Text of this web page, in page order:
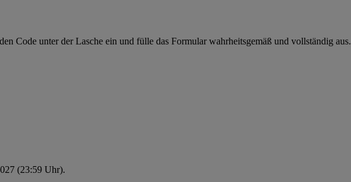
Code unter der Lasche ein und fülle das Formular wahrheitsgemäß und vollständig aus.
(23:59 Uhr).